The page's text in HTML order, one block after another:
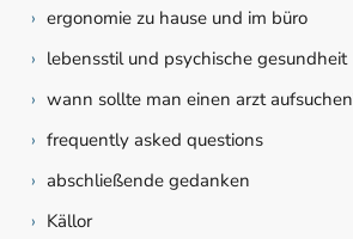
› ergonomie zu hause und im büro
› lebensstil und psychische gesundheit
› wann sollte man einen arzt
› frequently asked questions
› abschließende gedanken
› Källor